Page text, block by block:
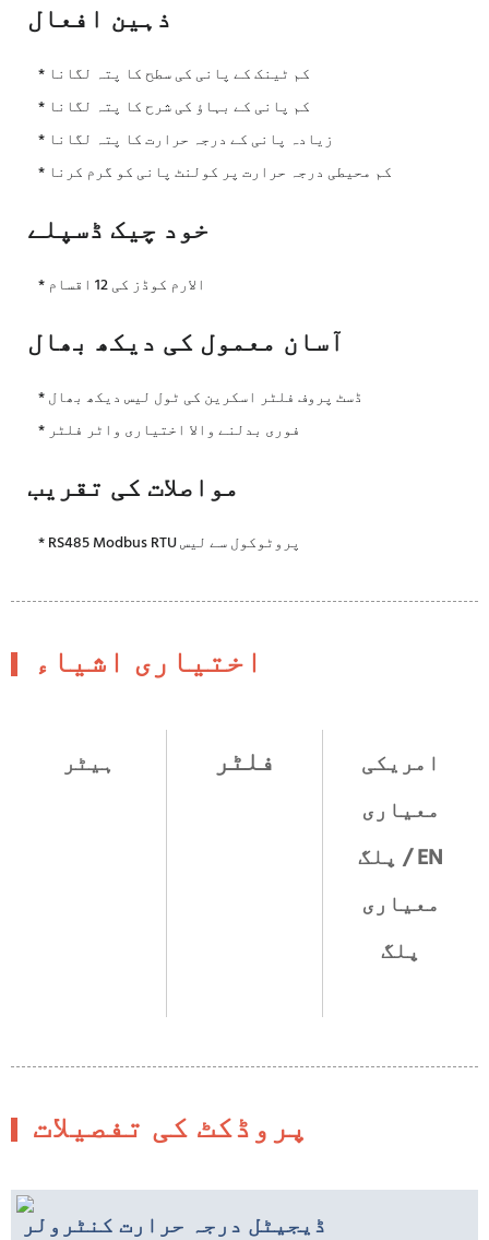
ذہین افعال
* کم ٹینک کے پانی کی سطح کا پتہ لگانا
* کم پانی کے بہاؤ کی شرح کا پتہ لگانا
* زیادہ پانی کے درجہ حرارت کا پتہ لگانا
* کم محیطی درجہ حرارت پر کولنٹ پانی کو گرم کرنا
خود چیک ڈسپلے
* الارم کوڈز کی 12 اقسام
آسان معمول کی دیکھ بھال
* ڈسٹ پروف فلٹر اسکرین کی ٹول لیس دیکھ بھال
* فوری بدلنے والا اختیاری واٹر فلٹر
مواصلات کی تقریب
* RS485 Modbus RTU پروٹوکول سے لیس
اختیاری اشیاء
ہیٹر فلٹر
امریکی
معیاری
پلگ / EN
معیاری
پلگ
پروڈکٹ کی تفصیلات
ڈیجیٹل درجہ حرارت کنٹرولر